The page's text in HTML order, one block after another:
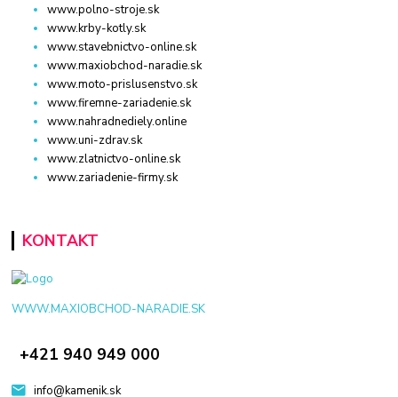
www.polno-stroje.sk
www.krby-kotly.sk
www.stavebnictvo-online.sk
www.maxiobchod-naradie.sk
www.moto-prislusenstvo.sk
www.firemne-zariadenie.sk
www.nahradnediely.online
www.uni-zdrav.sk
www.zlatnictvo-online.sk
www.zariadenie-firmy.sk
KONTAKT
WWW.MAXIOBCHOD-NARADIE.SK
+421 940 949 000
info@kamenik.sk